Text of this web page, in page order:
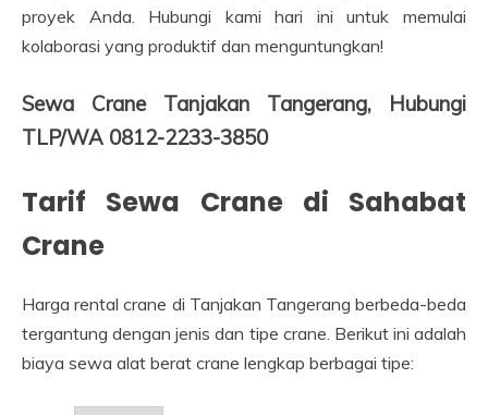
proyek Anda. Hubungi kami hari ini untuk memulai
kolaborasi yang produktif dan menguntungkan!
Sewa Crane Tanjakan Tangerang, Hubungi
TLP/WA 0812-2233-3850
Tarif Sewa Crane di Sahabat
Crane
Harga rental crane di Tanjakan Tangerang berbeda-beda
tergantung dengan jenis dan tipe crane. Berikut ini adalah
biaya sewa alat berat crane lengkap berbagai tipe: